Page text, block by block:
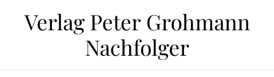
Verlag Peter Grohmann
Nachfolger